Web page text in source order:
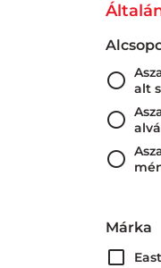
alt
Márka